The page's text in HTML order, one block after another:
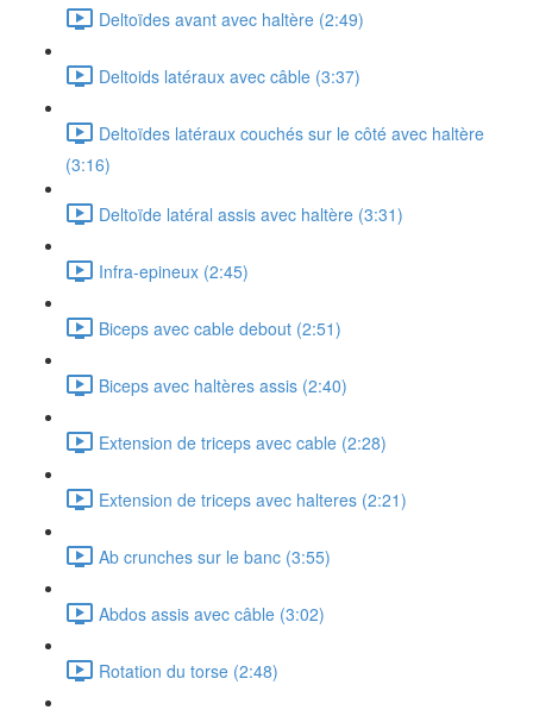
Deltoïdes avant avec haltère (2:49)
Deltoids latéraux avec câble (3:37)
Deltoïdes latéraux couchés sur le côté avec haltère
(3:16)
Deltoïde latéral assis avec haltère (3:31)
Infra-epineux (2:45)
Biceps avec cable debout (2:51)
Biceps avec haltères assis (2:40)
Extension de triceps avec cable (2:28)
Extension de triceps avec halteres (2:21)
Ab crunches sur le banc (3:55)
Abdos assis avec câble (3:02)
Rotation du torse (2:48)